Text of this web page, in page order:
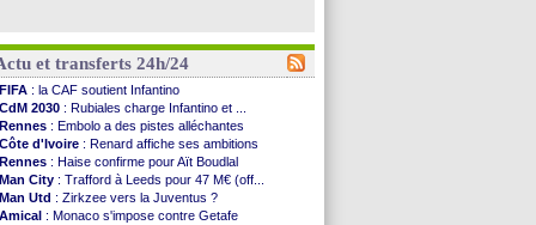
et transferts 24h/24
FIFA : la CAF soutient Infantino
CdM 2030 : Rubiales charge Infantino et ...
Rennes : Embolo a des pistes alléchantes
Côte d'Ivoire : Renard affiche ses ambitions
Rennes : Haise confirme pour Aït Boudlal
Man City : Trafford à Leeds pour 47 M€ (off...
Man Utd : Zirkzee vers la Juventus ?
Amical : Monaco s'impose contre Getafe